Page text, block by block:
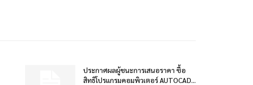
ประกาศผลผู้ชนะการเสนอราคา ซื้อ
สิทธิโปรแกรมคอมพิวเตอร์ AUTOCAD...